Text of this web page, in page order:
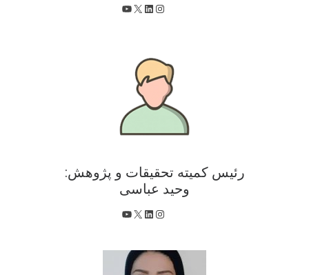
اینستاگرم
لینکداین
X یوتیوب
رئیس کمیته تحقیقات و پژوهش:
وحید عباسی
اینستاگرم
لینکداین
X یوتیوب